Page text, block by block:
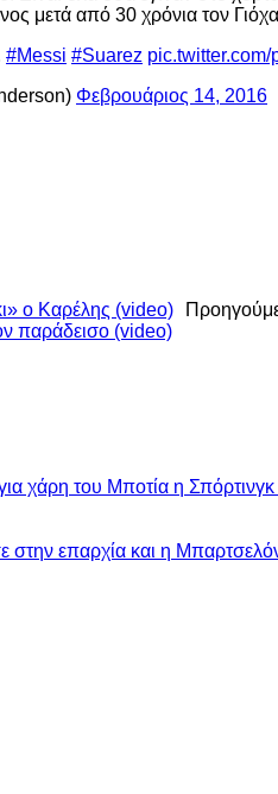
μετά από 30 χρόνια τον
#Messi #Suarez
Φεβρουάριος 14, 2016
ο Καρέλης (video)
παράδεισο (video)
χάρη του Μποτία η Σπόρτινγκ
στην επαρχία και η